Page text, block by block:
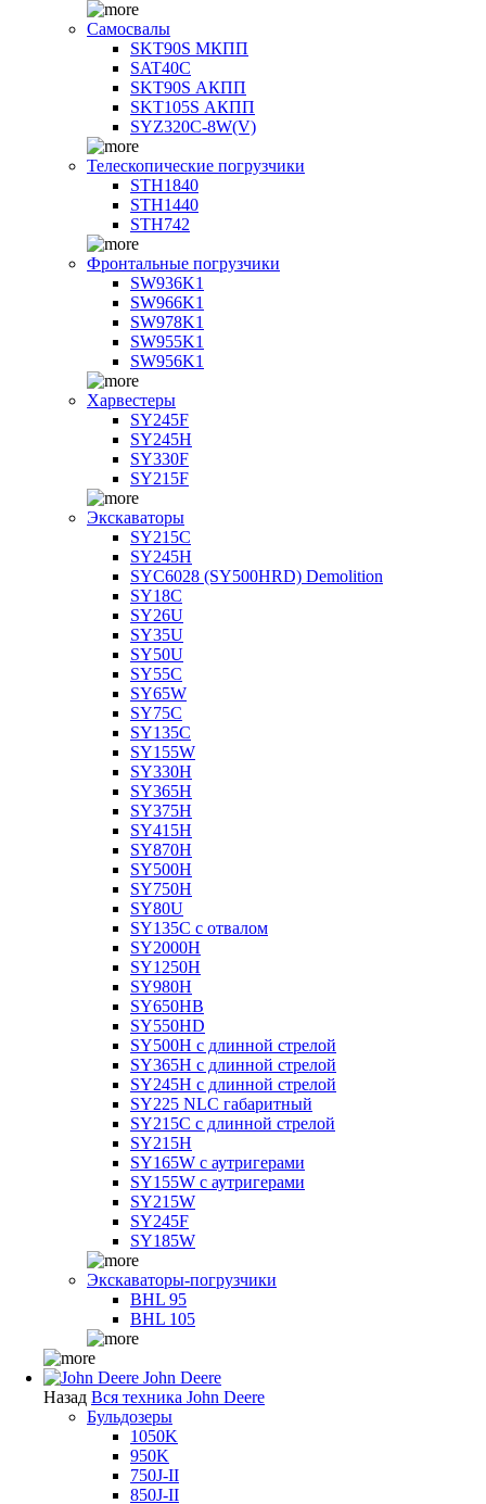
Самосвалы
SKT90S МКПП
SAT40C
SKT90S АКПП
SKT105S АКПП
SYZ320C-8W(V)
Телескопические погрузчики
STH1840
STH1440
STH742
Фронтальные погрузчики
SW936K1
SW966K1
SW978K1
SW955K1
SW956K1
Харвестеры
SY245F
SY245H
SY330F
SY215F
Экскаваторы
SY215C
SY245H
SYC6028 (SY500HRD) Demolition
SY18C
SY26U
SY35U
SY50U
SY55C
SY65W
SY75C
SY135C
SY155W
SY330H
SY365H
SY375H
SY415H
SY870H
SY500H
SY750H
SY80U
SY135C с отвалом
SY2000H
SY1250H
SY980H
SY650HB
SY550HD
SY500H с длинной стрелой
SY365H с длинной стрелой
SY245H с длинной стрелой
SY225 NLC габаритный
SY215C с длинной стрелой
SY215H
SY165W с аутригерами
SY155W с аутригерами
SY215W
SY245F
SY185W
Экскаваторы-погрузчики
BHL 95
BHL 105
John Deere
Назад Вся техника John Deere
Бульдозеры
1050K
950K
750J-II
850J-II